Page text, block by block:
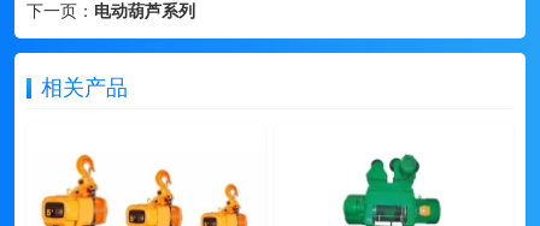
下一页： 电动葫芦系列
相关产品